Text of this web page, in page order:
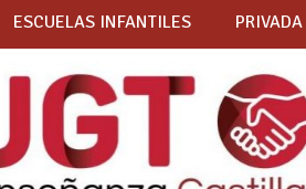
ESCUELAS INFANTILES PRIVADA